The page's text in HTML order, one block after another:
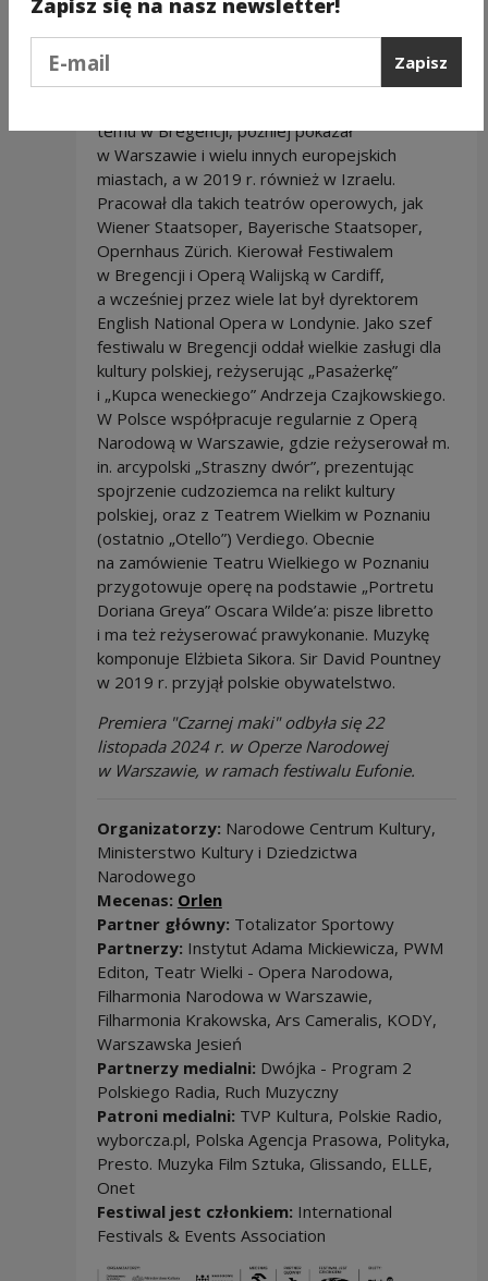
Reżyser Sir David Pountneysłynie
z klarownych koncepcji, dla których potrafi
znaleźć trafną, sugestywną teatralną metaforę,
jak w „Pasażerce” Mieczysława Weinberga,
temu w Bregencji, później pokazał
w Warszawie i wielu innych europejskich
miastach, a w 2019 r. również w Izraelu.
Pracował dla takich teatrów operowych, jak
Wiener Staatsoper, Bayerische Staatsoper,
Opernhaus Zürich. Kierował Festiwalem
w Bregencji i Operą Walijską w Cardiff,
a wcześniej przez wiele lat był dyrektorem
English National Opera w Londynie. Jako szef
festiwalu w Bregencji oddał wielkie zasługi dla
kultury polskiej, reżyserując „Pasażerkę”
i „Kupca weneckiego” Andrzeja Czajkowskiego.
W Polsce współpracuje regularnie z Operą
Narodową w Warszawie, gdzie reżyserował m.
in. arcypolski „Straszny dwór”, prezentując
spojrzenie cudzoziemca na relikt kultury
polskiej, oraz z Teatrem Wielkim w Poznaniu
(ostatnio „Otello”) Verdiego. Obecnie
na zamówienie Teatru Wielkiego w Poznaniu
przygotowuje operę na podstawie „Portretu
Doriana Greya” Oscara Wilde’a: pisze libretto
i ma też reżyserować prawykonanie. Muzykę
komponuje Elżbieta Sikora. Sir David Pountney
w 2019 r. przyjął polskie obywatelstwo.
Premiera "Czarnej maki" odbyła się 22
listopada 2024 r. w Operze Narodowej
w Warszawie, w ramach festiwalu Eufonie.
Organizatorzy: Narodowe Centrum Kultury,
Ministerstwo Kultury i Dziedzictwa
Narodowego
Mecenas: Orlen
Partner główny: Totalizator Sportowy
Partnerzy: Instytut Adama Mickiewicza, PWM
Editon, Teatr Wielki - Opera Narodowa,
Filharmonia Narodowa w Warszawie,
Filharmonia Krakowska, Ars Cameralis, KODY,
Warszawska Jesień
Partnerzy medialni: Dwójka - Program 2
Polskiego Radia, Ruch Muzyczny
Patroni medialni: TVP Kultura, Polskie Radio,
wyborcza.pl, Polska Agencja Prasowa, Polityka,
Presto. Muzyka Film Sztuka, Glissando, ELLE,
Onet
Festiwal jest członkiem: International
Festivals & Events Association
Zapisz się na nasz newsletter!
Zapisz